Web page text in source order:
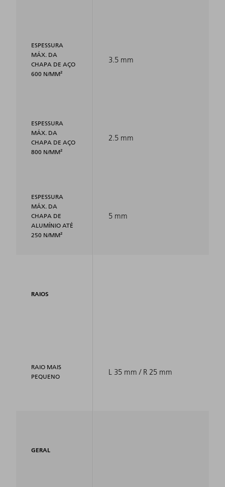
ESPESSURA
MÁX. DA
CHAPA DE AÇO
600 N/MM²
ESPESSURA
MÁX. DA
CHAPA DE AÇO
800 N/MM²
ESPESSURA
MÁX. DA
CHAPA DE
ALUMÍNIO ATÉ
250 N/MM²
RAIOS
RAIO MAIS
PEQUENO
GERAL
3.5 mm
2.5 mm
5 mm
L 35 mm / R 25 mm